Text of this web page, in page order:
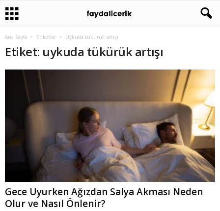
Ana Sayfa Etiketler Uykuda tükürük artışı
Etiket: uykuda tükürük artışı
Gece Uyurken Ağızdan Salya Akması Neden
Olur ve Nasıl Önlenir?